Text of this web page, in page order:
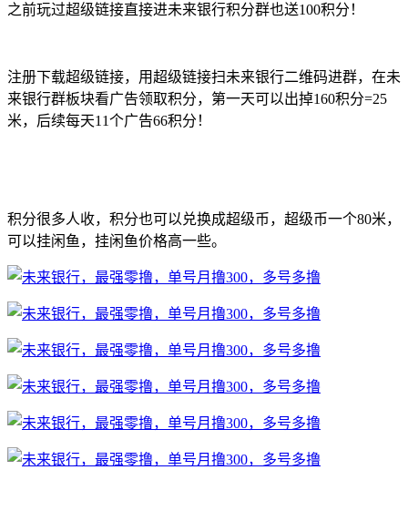
之前玩过超级链接直接进未来银行积分群也送100积分！
注册下载超级链接，用超级链接扫未来银行二维码进群，在未
来银行群板块看广告领取积分，第一天可以出掉160积分=25
米，后续每天11个广告66积分！
积分很多人收，积分也可以兑换成超级币，超级币一个80米，
可以挂闲鱼，挂闲鱼价格高一些。